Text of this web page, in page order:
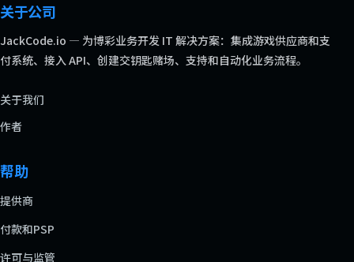
关于公司
JackCode.io — 为博彩业务开发 IT 解决方案：集成游戏供应商和支
付系统、接入 API、创建交钥匙赌场、支持和自动化业务流程。
关于我们
作者
帮助
提供商
付款和PSP
许可与监管